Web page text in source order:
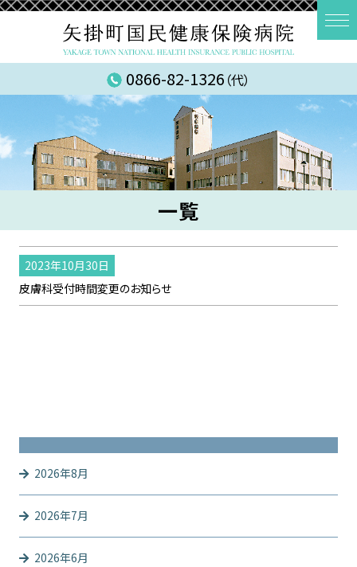
0866-82-1326 （代）
一覧
2023年10月30日
皮膚科受付時間変更のお知らせ
2026年8月
2026年7月
2026年6月